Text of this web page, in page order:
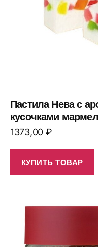
Пастила Нева с
кусочками
1373,00 ₽
КУПИТЬ ТОВАР